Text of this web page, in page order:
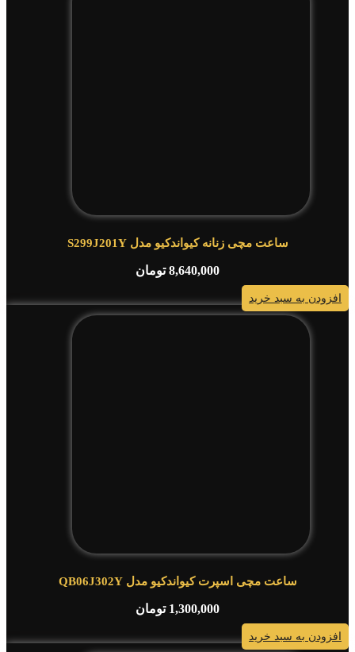
ساعت مچی زنانه کیواندکیو مدل S299J201Y
8,640,000 تومان
افزودن به سبد خرید
ساعت مچی اسپرت کیواندکیو مدل QB06J302Y
1,300,000 تومان
افزودن به سبد خرید